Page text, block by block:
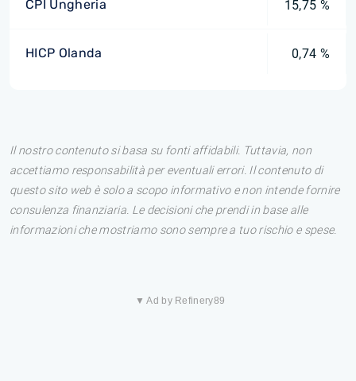
CPI Ungheria 15,75 %
HICP Olanda 0,74 %
Il nostro contenuto si basa su fonti affidabili. Tuttavia, non
accettiamo responsabilità per eventuali errori. Il contenuto di
questo sito web è solo a scopo informativo e non intende fornire
consulenza finanziaria. Le decisioni che prendi in base alle
informazioni che mostriamo sono sempre a tuo rischio e spese.
▼ Ad by Refinery89